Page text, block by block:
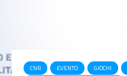
CNR EVENTO GIOCHI